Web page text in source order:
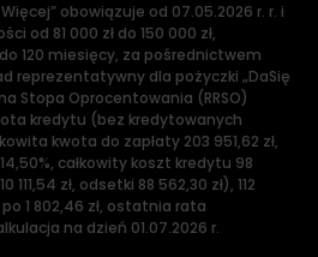
obowiązuje od 07.05.2026 r. r. i
od 81 000 zł do 150 000 zł,
120 miesięcy, za pośrednictwem
reprezentatywny dla pożyczki „DaSię
Stopa Oprocentowania (RRSO)
kredytu (bez kredytowanych
kwota do zapłaty 203 951,62 zł,
całkowity koszt kredytu 98
zł, odsetki 88 562,30 zł), 112
1 802,46 zł, ostatnia rata
na dzień 01.07.2026 r.